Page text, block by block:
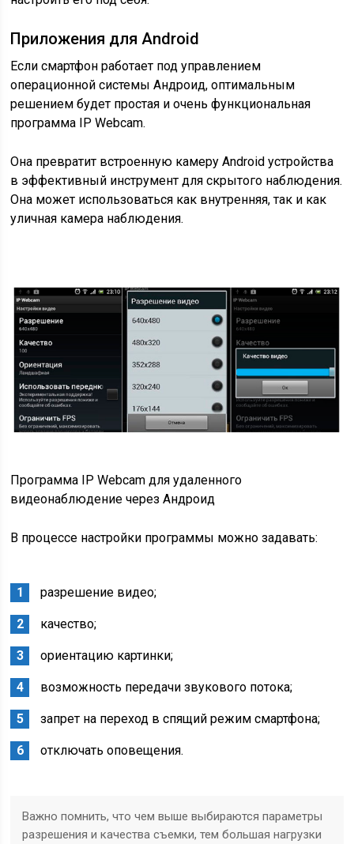
Приложения для Android
Если смартфон работает под управлением
операционной системы Андроид, оптимальным
решением будет простая и очень функциональная
программа IP Webcam.
Она превратит встроенную камеру Android устройства
в эффективный инструмент для скрытого наблюдения.
Она может использоваться как внутренняя, так и как
уличная камера наблюдения.
Программа IP Webcam для удаленного
видеонаблюдение через Андроид
В процессе настройки программы можно задавать:
разрешение видео;
качество;
ориентацию картинки;
возможность передачи звукового потока;
запрет на переход в спящий режим смартфона;
отключать оповещения.
Важно помнить, что чем выше выбираются параметры
разрешения и качества съемки, тем большая нагрузки